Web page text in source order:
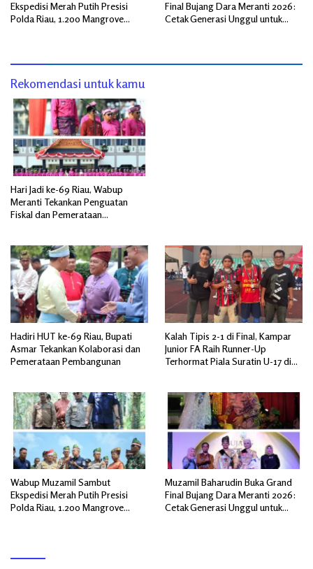
Ekspedisi Merah Putih Presisi
Polda Riau, 1.200 Mangrove
Final Bujang Dara Meranti 2026:
Cetak Generasi Unggul untuk
Rekomendasi untuk kamu
Hari Jadi ke-69 Riau, Wabup
Meranti Tekankan Penguatan
Fiskal dan Pemerataan
Hadiri HUT ke-69 Riau, Bupati
Asmar Tekankan Kolaborasi dan
Pemerataan Pembangunan
Kalah Tipis 2-1 di Final, Kampar
Junior FA Raih Runner-Up
Terhormat Piala Suratin U-17 di
Wabup Muzamil Sambut
Ekspedisi Merah Putih Presisi
Polda Riau, 1.200 Mangrove
Muzamil Baharudin Buka Grand
Final Bujang Dara Meranti 2026:
Cetak Generasi Unggul untuk